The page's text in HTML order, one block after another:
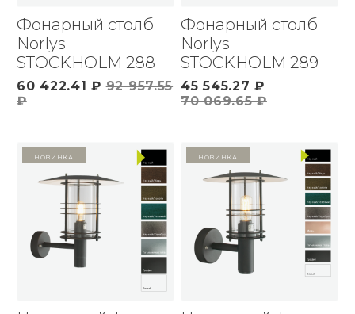
Фонарный столб
Norlys
STOCKHOLM 288
60 422.41 ₽92 957.55
₽
Фонарный столб
Norlys
STOCKHOLM 289
45 545.27 ₽
70 069.65 ₽
Новинка Новинка